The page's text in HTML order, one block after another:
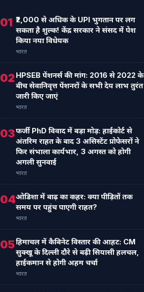
01 ₹2,000 से अधिक के UPI भुगतान पर लग
सकता है शुल्क! केंद्र सरकार ने संसद में पेश
किया नया विधेयक
भारत
02 HPSEB पेंशनर्स की मांग: 2016 से 2022 के
बीच सेवानिवृत्त पेंशनरों के सभी देय लाभ तुरंत
जारी किए जाएं
भारत
03फर्जी PhD विवाद में बड़ा मोड़: हाईकोर्ट से
अंतरिम राहत के बाद 3 असिस्टेंट प्रोफेसरों ने
फिर संभाला कार्यभार, 3 अगस्त को होगी
अगली सुनवाई
भारत
04ओडिशा में बाढ़ का कहर: क्या पीड़ितों तक
समय पर पहुंच पाएगी राहत?
भारत
05हिमाचल में कैबिनेट विस्तार की आहट: CM
सुक्खू के दिल्ली दौरे से बढ़ी सियासी हलचल,
हाईकमान से होगी अहम चर्चा
भारत